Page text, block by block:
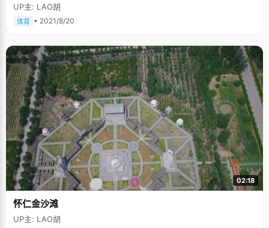
UP主: LAO胡
体育 • 2021/8/20
02:18
怀仁金沙滩
UP主: LAO胡